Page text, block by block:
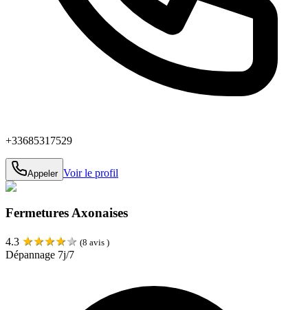
+33685317529
Appeler Voir le profil
Fermetures Axonaises
4.3 ★★★★★ (8 avis )
Dépannage 7j/7